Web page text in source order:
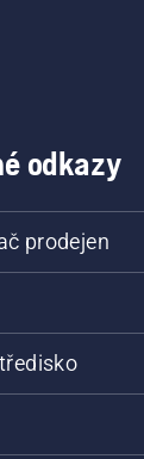
odkazy
prodejen